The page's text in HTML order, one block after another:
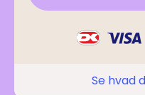
Se hvad